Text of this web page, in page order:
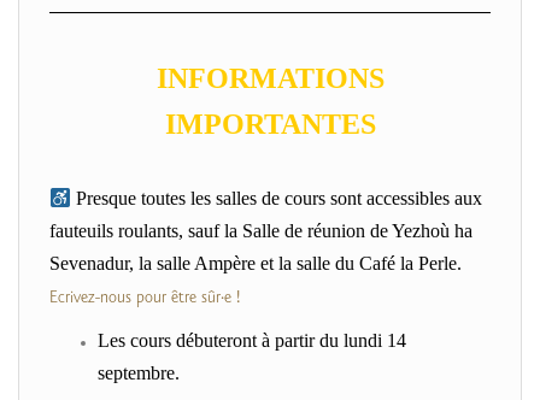
INFORMATIONS
IMPORTANTES
Presque toutes les salles de cours sont accessibles aux
fauteuils roulants, sauf la Salle de réunion de Yezhoù ha
Sevenadur, la salle Ampère et la salle du Café la Perle.
Ecrivez-nous pour être sûr·e !
Les cours débuteront à partir du lundi 14
septembre.